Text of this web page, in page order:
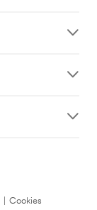
Cookies